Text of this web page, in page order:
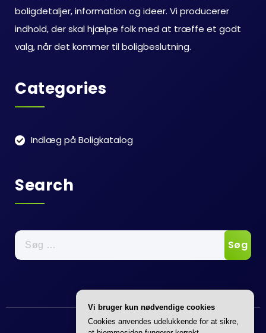
boligdetaljer, information og ideer. Vi producerer
indhold, der skal hjælpe folk med at træffe et godt
valg, når det kommer til boligbeslutning.
Categories
Indlæg på Boligkatalog
Search
Søg
efter:
Annonce
Vi bruger kun nødvendige cookies
Cookies anvendes udelukkende for at sikre,